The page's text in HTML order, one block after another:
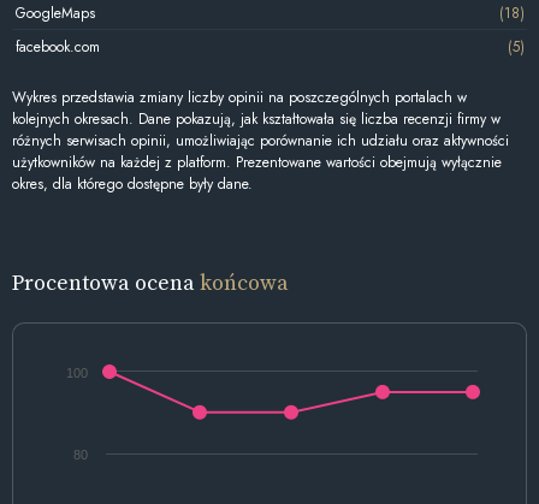
GoogleMaps
(18)
facebook.com
(5)
Wykres przedstawia zmiany liczby opinii na poszczególnych portalach w
kolejnych okresach. Dane pokazują, jak kształtowała się liczba recenzji firmy w
różnych serwisach opinii, umożliwiając porównanie ich udziału oraz aktywności
użytkowników na każdej z platform. Prezentowane wartości obejmują wyłącznie
okres, dla którego dostępne były dane.
Procentowa ocenakońcowa
80
100